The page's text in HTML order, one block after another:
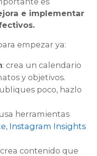
e implementar
empezar ya:
: crea un calendario
y objetivos.
poco, hazlo
herramientas
, Instagram Insights
contenido que